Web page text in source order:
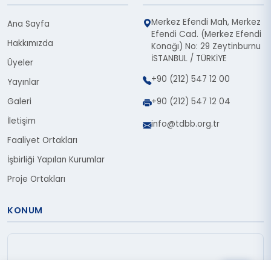
Ana Sayfa
Hakkımızda
Üyeler
Yayınlar
Galeri
İletişim
Faaliyet Ortakları
İşbirliği Yapılan Kurumlar
Proje Ortakları
Merkez Efendi Mah, Merkez
Efendi Cad. (Merkez Efendi
Konağı) No: 29 Zeytinburnu
İSTANBUL / TÜRKİYE
+90 (212) 547 12 00
+90 (212) 547 12 04
info@tdbb.org.tr
KONUM